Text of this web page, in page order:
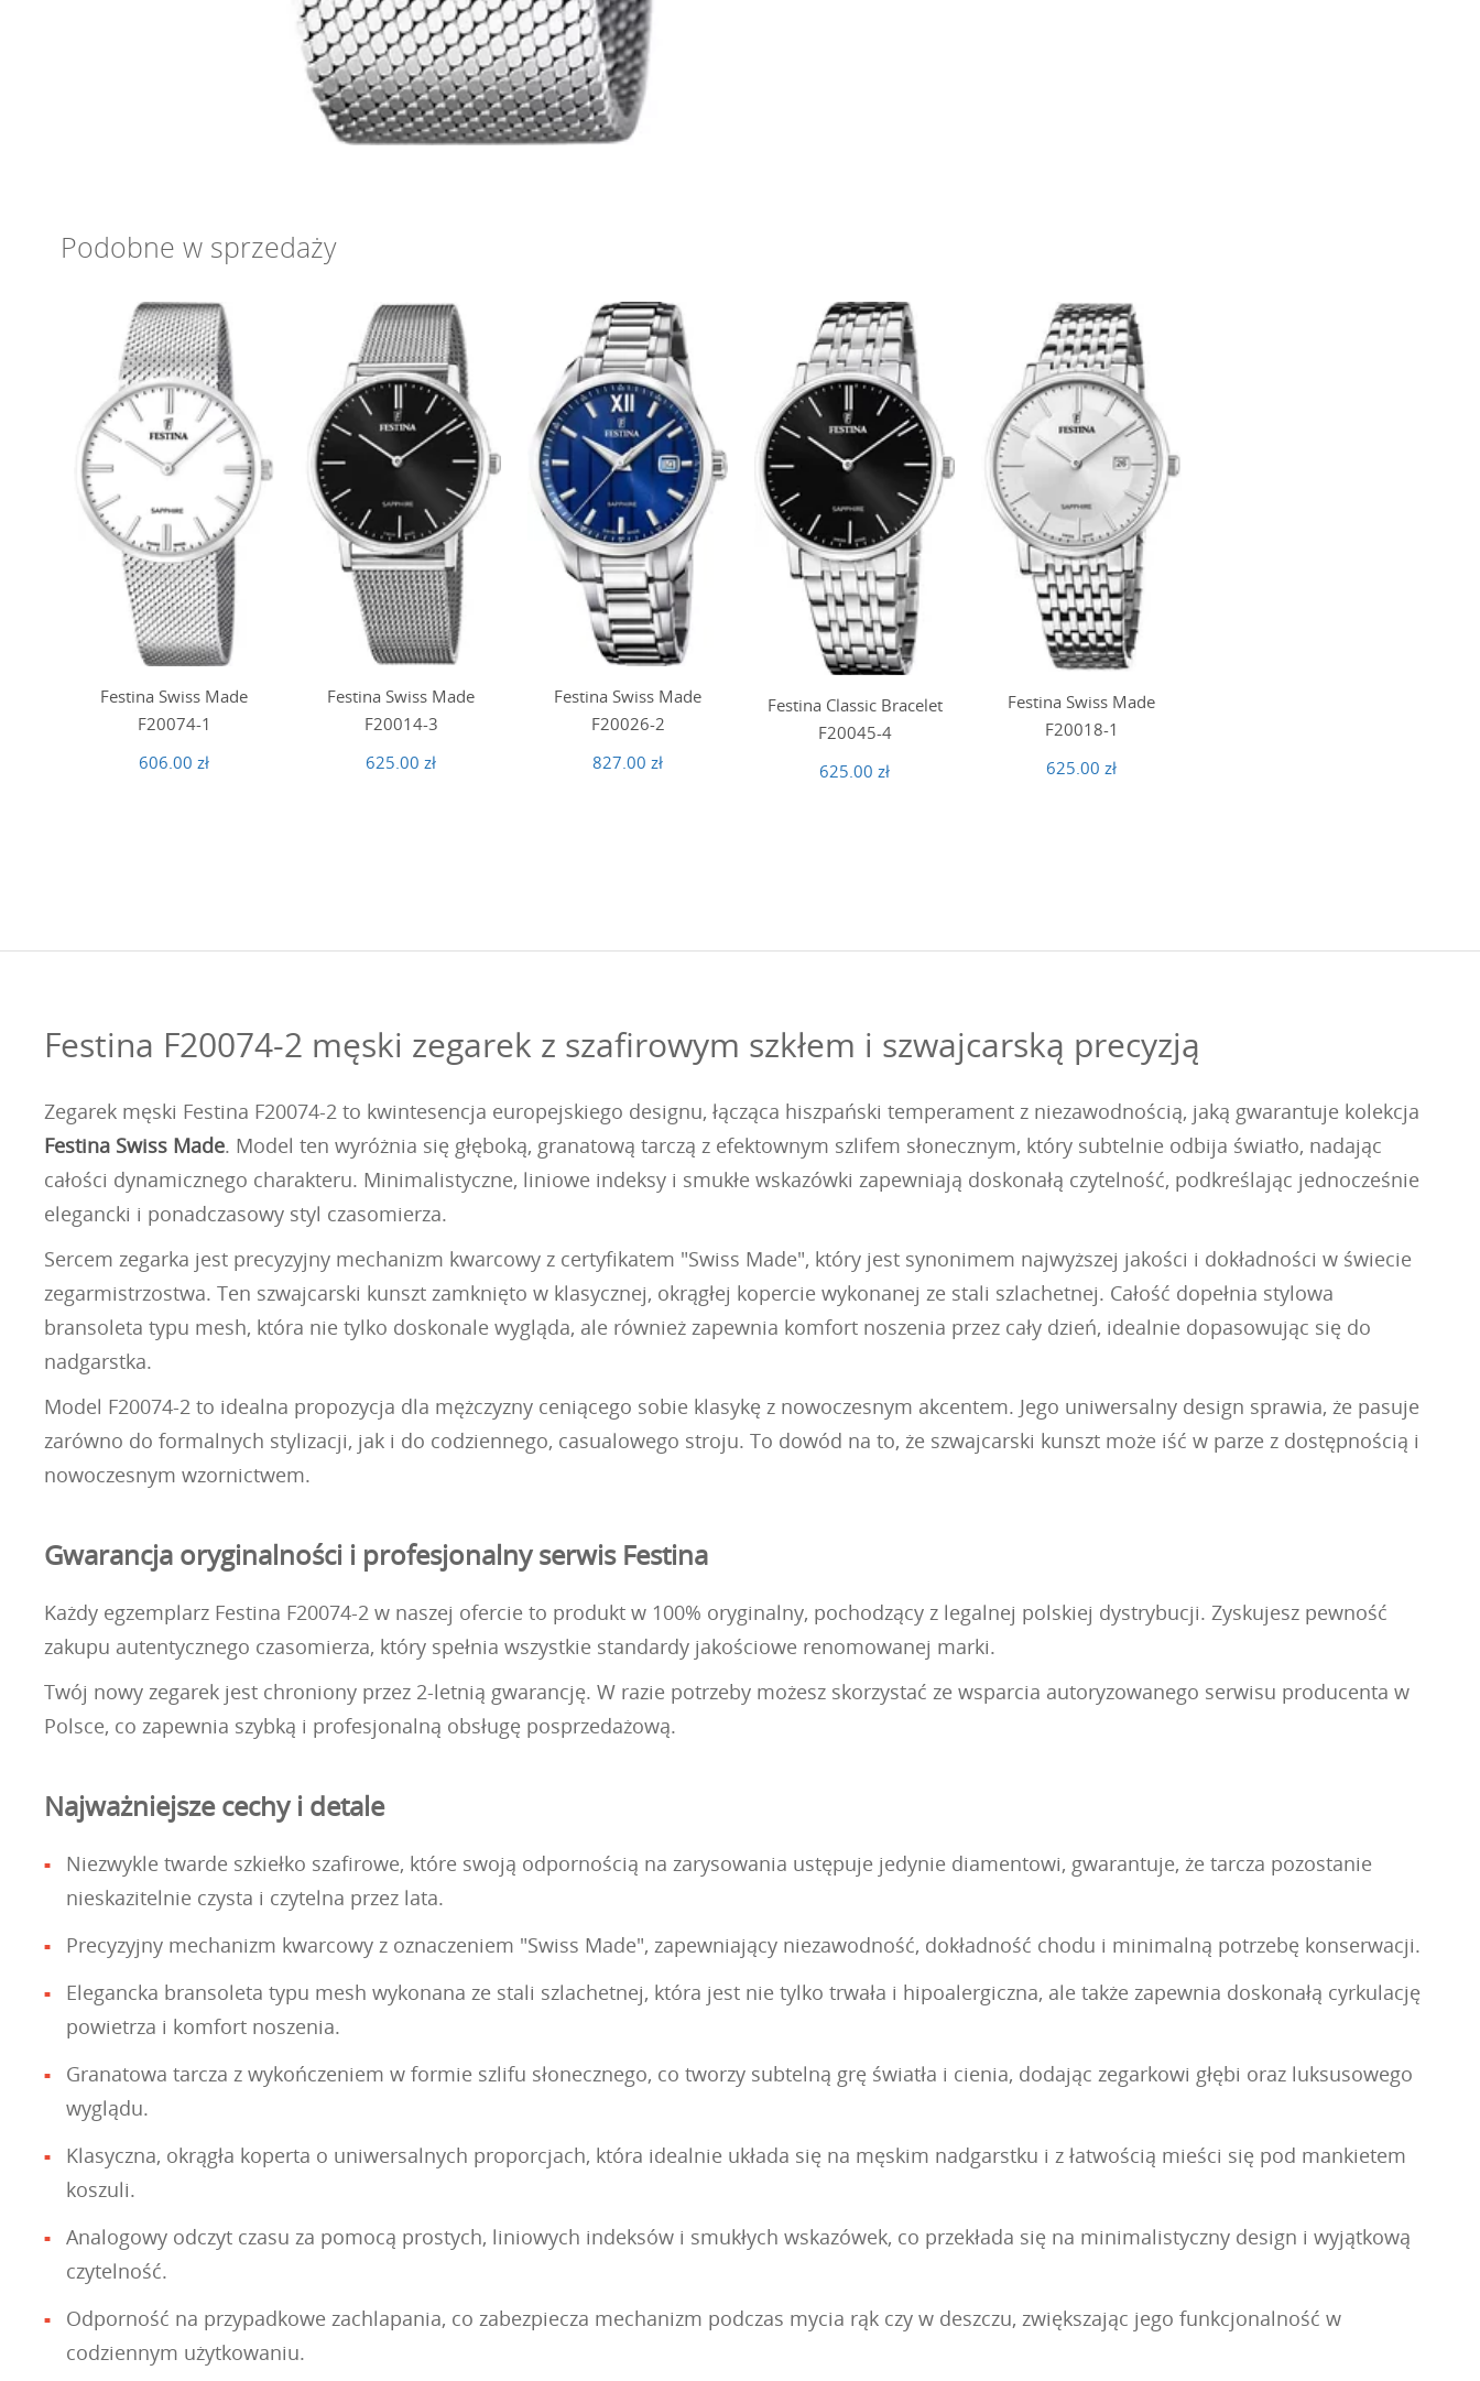
Podobne w sprzedaży
Festina Swiss Made
F20074-1
606.00 zł
Festina Swiss Made
F20014-3
625.00 zł
Festina Swiss Made
F20026-2
827.00 zł
Festina Classic Bracelet
F20045-4
625.00 zł
Festina Swiss Made
F20018-1
625.00 zł
Festina F20074-2 męski zegarek z szafirowym szkłem i szwajcarską precyzją
Zegarek męski Festina F20074-2 to kwintesencja europejskiego designu, łącząca hiszpański temperament z niezawodnością, jaką gwarantuje kolekcja
Festina Swiss Made. Model ten wyróżnia się głęboką, granatową tarczą z efektownym szlifem słonecznym, który subtelnie odbija światło, nadając
całości dynamicznego charakteru. Minimalistyczne, liniowe indeksy i smukłe wskazówki zapewniają doskonałą czytelność, podkreślając jednocześnie
elegancki i ponadczasowy styl czasomierza.
Sercem zegarka jest precyzyjny mechanizm kwarcowy z certyfikatem "Swiss Made", który jest synonimem najwyższej jakości i dokładności w świecie
zegarmistrzostwa. Ten szwajcarski kunszt zamknięto w klasycznej, okrągłej kopercie wykonanej ze stali szlachetnej. Całość dopełnia stylowa
bransoleta typu mesh, która nie tylko doskonale wygląda, ale również zapewnia komfort noszenia przez cały dzień, idealnie dopasowując się do
nadgarstka.
Model F20074-2 to idealna propozycja dla mężczyzny ceniącego sobie klasykę z nowoczesnym akcentem. Jego uniwersalny design sprawia, że pasuje
zarówno do formalnych stylizacji, jak i do codziennego, casualowego stroju. To dowód na to, że szwajcarski kunszt może iść w parze z dostępnością i
nowoczesnym wzornictwem.
Gwarancja oryginalności i profesjonalny serwis Festina
Każdy egzemplarz Festina F20074-2 w naszej ofercie to produkt w 100% oryginalny, pochodzący z legalnej polskiej dystrybucji. Zyskujesz pewność
zakupu autentycznego czasomierza, który spełnia wszystkie standardy jakościowe renomowanej marki.
Twój nowy zegarek jest chroniony przez 2-letnią gwarancję. W razie potrzeby możesz skorzystać ze wsparcia autoryzowanego serwisu producenta w
Polsce, co zapewnia szybką i profesjonalną obsługę posprzedażową.
Najważniejsze cechy i detale
Niezwykle twarde szkiełko szafirowe, które swoją odpornością na zarysowania ustępuje jedynie diamentowi, gwarantuje, że tarcza pozostanie
nieskazitelnie czysta i czytelna przez lata.
Precyzyjny mechanizm kwarcowy z oznaczeniem "Swiss Made", zapewniający niezawodność, dokładność chodu i minimalną potrzebę konserwacji.
Elegancka bransoleta typu mesh wykonana ze stali szlachetnej, która jest nie tylko trwała i hipoalergiczna, ale także zapewnia doskonałą cyrkulację
powietrza i komfort noszenia.
Granatowa tarcza z wykończeniem w formie szlifu słonecznego, co tworzy subtelną grę światła i cienia, dodając zegarkowi głębi oraz luksusowego
wyglądu.
Klasyczna, okrągła koperta o uniwersalnych proporcjach, która idealnie układa się na męskim nadgarstku i z łatwością mieści się pod mankietem
koszuli.
Analogowy odczyt czasu za pomocą prostych, liniowych indeksów i smukłych wskazówek, co przekłada się na minimalistyczny design i wyjątkową
czytelność.
Odporność na przypadkowe zachlapania, co zabezpiecza mechanizm podczas mycia rąk czy w deszczu, zwiększając jego funkcjonalność w
codziennym użytkowaniu.